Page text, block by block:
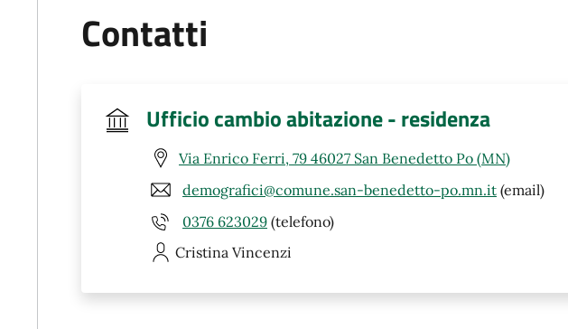
Contatti
Ufficio cambio abitazione - residenza
Via Enrico Ferri, 79 46027 San Benedetto Po (MN)
demografici@comune.san-benedetto-po.mn.it (email)
0376 623029 (telefono)
Cristina Vincenzi